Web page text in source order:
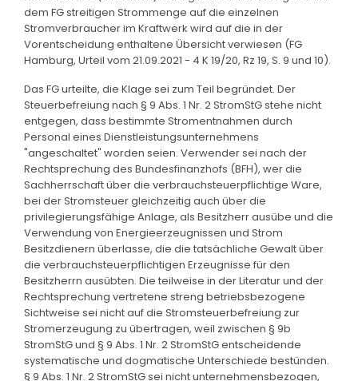
dem FG streitigen Strommenge auf die einzelnen
Stromverbraucher im Kraftwerk wird auf die in der
Vorentscheidung enthaltene Übersicht verwiesen (FG
Hamburg, Urteil vom 21.09.2021 - 4 K 19/20, Rz 19, S. 9 und 10).
Das FG urteilte, die Klage sei zum Teil begründet. Der
Steuerbefreiung nach § 9 Abs. 1 Nr. 2 StromStG stehe nicht
entgegen, dass bestimmte Stromentnahmen durch
Personal eines Dienstleistungsunternehmens
"angeschaltet" worden seien. Verwender sei nach der
Rechtsprechung des Bundesfinanzhofs (BFH), wer die
Sachherrschaft über die verbrauchsteuerpflichtige Ware,
bei der Stromsteuer gleichzeitig auch über die
privilegierungsfähige Anlage, als Besitzherr ausübe und die
Verwendung von Energieerzeugnissen und Strom
Besitzdienern überlasse, die die tatsächliche Gewalt über
die verbrauchsteuerpflichtigen Erzeugnisse für den
Besitzherrn ausübten. Die teilweise in der Literatur und der
Rechtsprechung vertretene streng betriebsbezogene
Sichtweise sei nicht auf die Stromsteuerbefreiung zur
Stromerzeugung zu übertragen, weil zwischen § 9b
StromStG und § 9 Abs. 1 Nr. 2 StromStG entscheidende
systematische und dogmatische Unterschiede bestünden.
§ 9 Abs. 1 Nr. 2 StromStG sei nicht unternehmensbezogen,